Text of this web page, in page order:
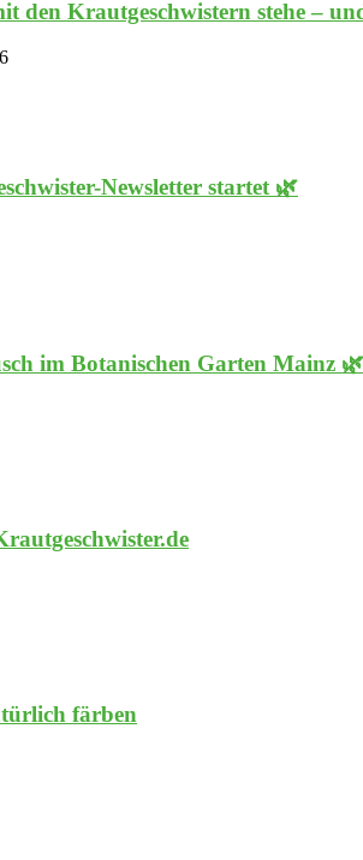
den Krautgeschwistern stehe –
Newsletter startet 🌿
im Botanischen Garten Mainz 🌿
färben